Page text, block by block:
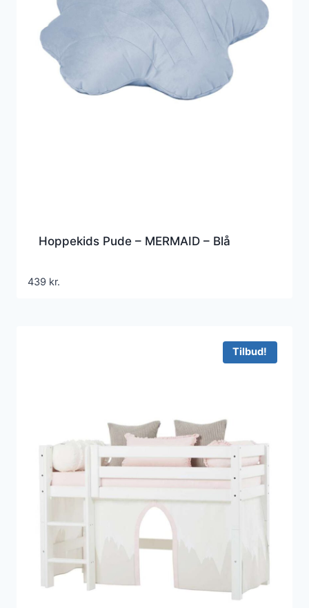
Hoppekids Pude – MERMAID – Blå
439 kr.
Tilbud!